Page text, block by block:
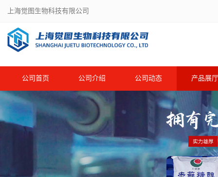
上海觉图生物科技有限公司
公司首页 公司介绍 公司动态 产品展厅